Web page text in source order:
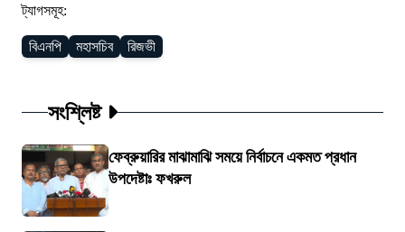
ট্যাগসমূহ:
বিএনপি মহাসচিব রিজভী
সংশ্লিষ্ট
ফেব্রুয়ারির মাঝামাঝি সময়ে নির্বাচনে একমত প্রধান
উপদেষ্টাঃ ফখরুল